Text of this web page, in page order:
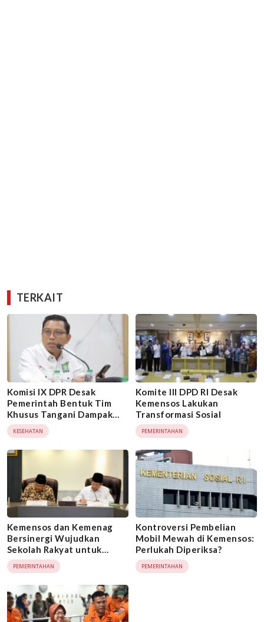
TERKAIT
Komisi IX DPR Desak
Pemerintah Bentuk Tim
Khusus Tangani Dampak
Penonaktifan 11 Juta
Peserta PBI BPJS
KESEHATAN
Komite III DPD RI Desak
Kemensos Lakukan
Transformasi Sosial
PEMERINTAHAN
Kemensos dan Kemenag
Bersinergi Wujudkan
Sekolah Rakyat untuk
Pengentasan Kemiskinan
PEMERINTAHAN
Kontroversi Pembelian
Mobil Mewah di Kemensos:
Perlukah Diperiksa?
PEMERINTAHAN